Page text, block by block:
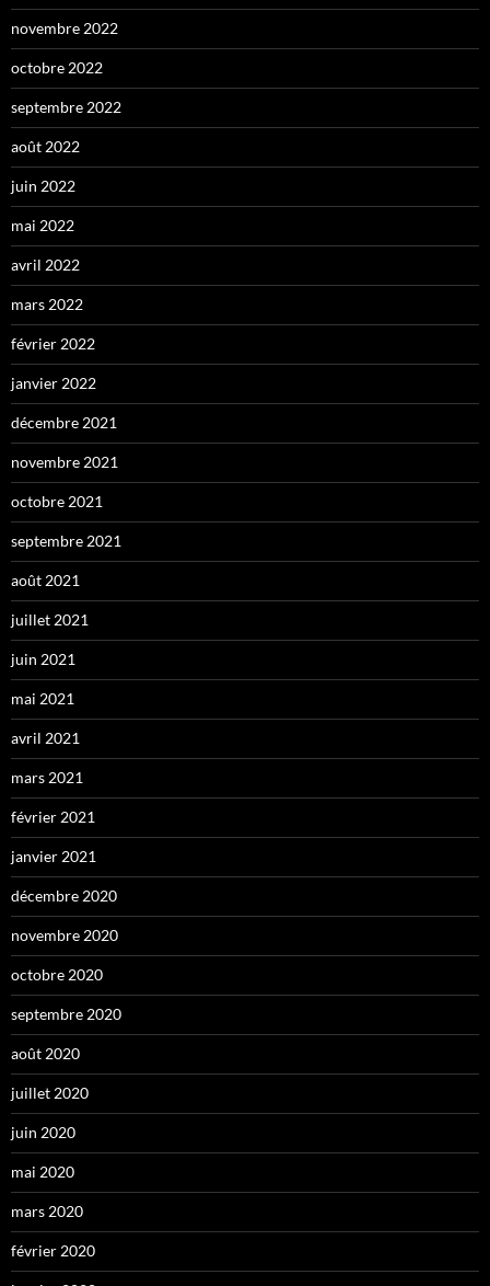
novembre 2022
octobre 2022
septembre 2022
août 2022
juin 2022
mai 2022
avril 2022
mars 2022
février 2022
janvier 2022
décembre 2021
novembre 2021
octobre 2021
septembre 2021
août 2021
juillet 2021
juin 2021
mai 2021
avril 2021
mars 2021
février 2021
janvier 2021
décembre 2020
novembre 2020
octobre 2020
septembre 2020
août 2020
juillet 2020
juin 2020
mai 2020
mars 2020
février 2020